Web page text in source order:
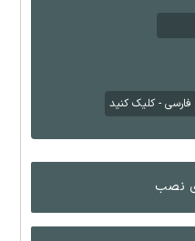
فارسی - کلیک کنید
نصب